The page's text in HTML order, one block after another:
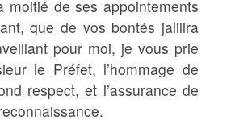
moitié de ses appointements
que de vos bontés jaillira
pour moi, je vous prie
le Préfet, l’hommage de
respect, et l’assurance de